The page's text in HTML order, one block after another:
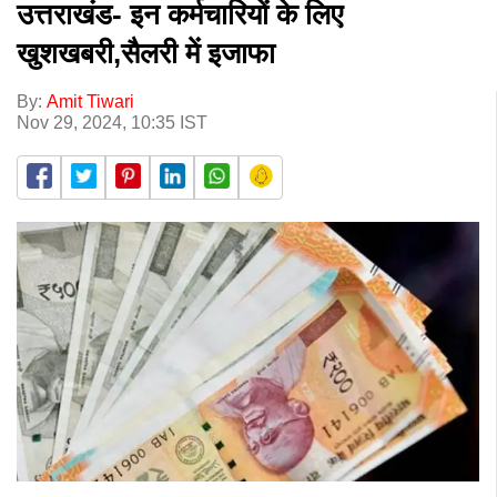
उत्तराखंड- इन कर्मचारियों के लिए
खुशखबरी,सैलरी में इजाफा
By: Amit Tiwari
Nov 29, 2024, 10:35 IST